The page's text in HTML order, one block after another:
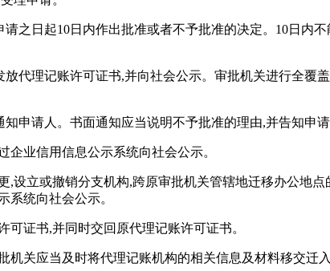
之日起10日内作出批准或者不予批准的决定。10日内
代理记账许可证书,并向社会公示。审批机关进行全覆
申请人。书面通知应当说明不予批准的理由,并告知申
业信用信息公示系统向社会公示。
设立或撤销分支机构,跨原审批机关管辖地迁移办公地
系统向社会公示。
证书,并同时交回原代理记账许可证书。
关应当及时将代理记账机构的相关信息及材料移交迁入